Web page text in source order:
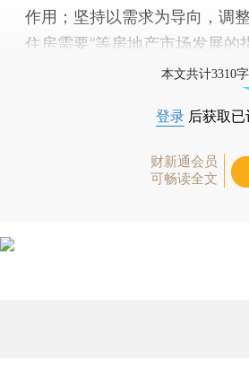
作用；坚持以需求为导向，调
住房需要”等房地产市场发展的
本文共计3310
登录 后获取
财新通会员
可畅读全文